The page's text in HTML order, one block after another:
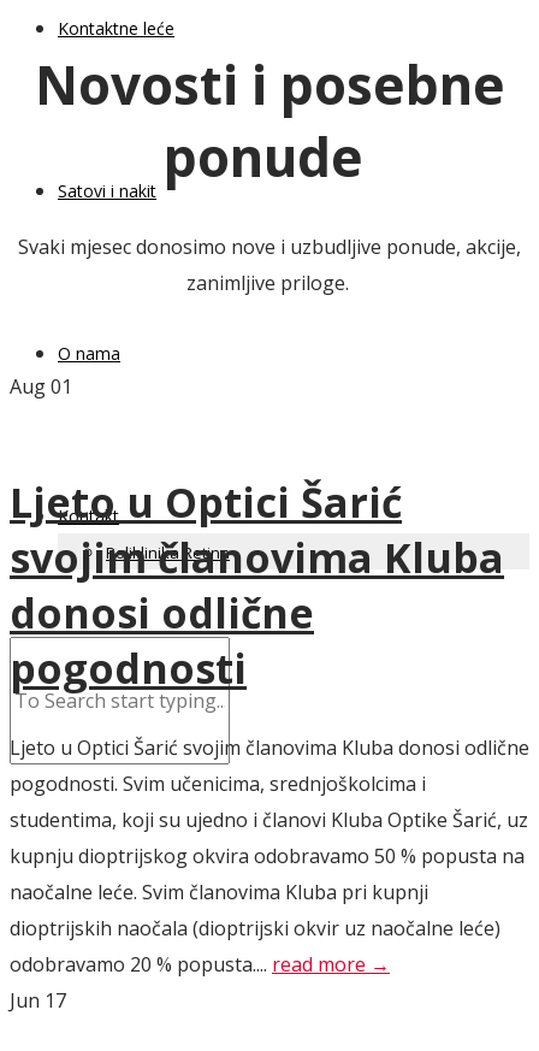
Kontaktne leće
Satovi i nakit
O nama
Kontakt
Poliklinika Retina
Novosti i posebne
ponude
Svaki mjesec donosimo nove i uzbudljive ponude, akcije,
zanimljive priloge.
Aug01
Ljeto u Optici Šarić
svojim članovima Kluba
donosi odlične
pogodnosti
Ljeto u Optici Šarić svojim članovima Kluba donosi odlične
pogodnosti. Svim učenicima, srednjoškolcima i
studentima, koji su ujedno i članovi Kluba Optike Šarić, uz
kupnju dioptrijskog okvira odobravamo 50 % popusta na
naočalne leće. Svim članovima Kluba pri kupnji
dioptrijskih naočala (dioptrijski okvir uz naočalne leće)
odobravamo 20 % popusta.... read more →
Jun 17